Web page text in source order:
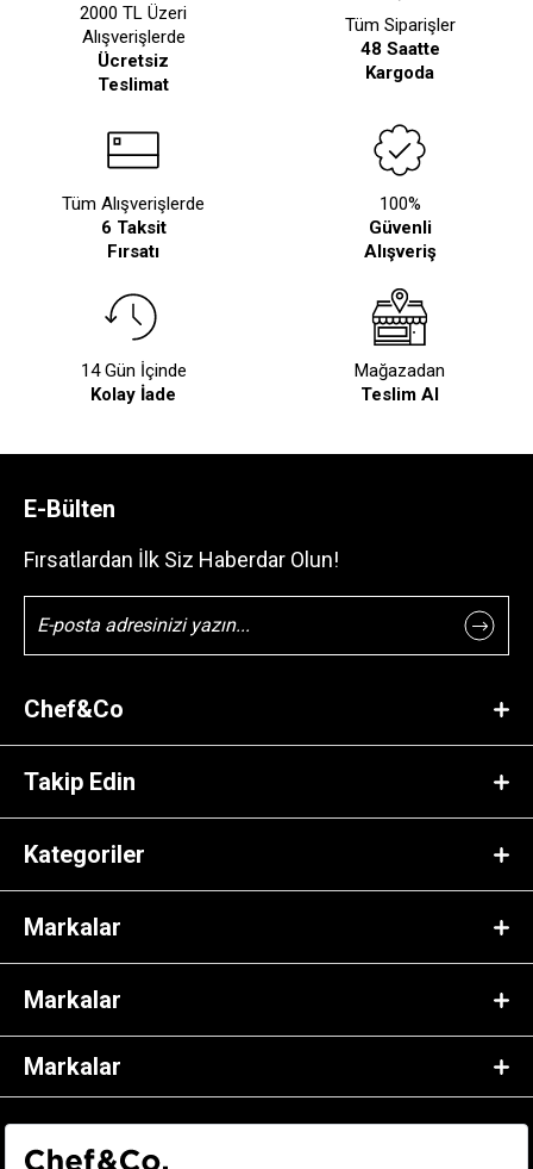
2000 TL Üzeri
Alışverişlerde
Ücretsiz
Teslimat
Tüm Siparişler
48 Saatte
Kargoda
Tüm Alışverişlerde
6 Taksit
Fırsatı
100%
Güvenli
Alışveriş
14 Gün İçinde
Kolay İade
Mağazadan
Teslim Al
E-Bülten
Fırsatlardan İlk Siz Haberdar Olun!
Chef&Co
Takip Edin
Kategoriler
Markalar
Markalar
Markalar